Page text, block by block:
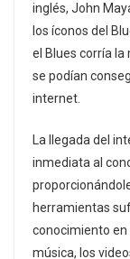
inglés, John
los íconos del
el Blues corría la
se podían
internet.
La llegada del
inmediata al
herramientas
conocimiento en
música, los